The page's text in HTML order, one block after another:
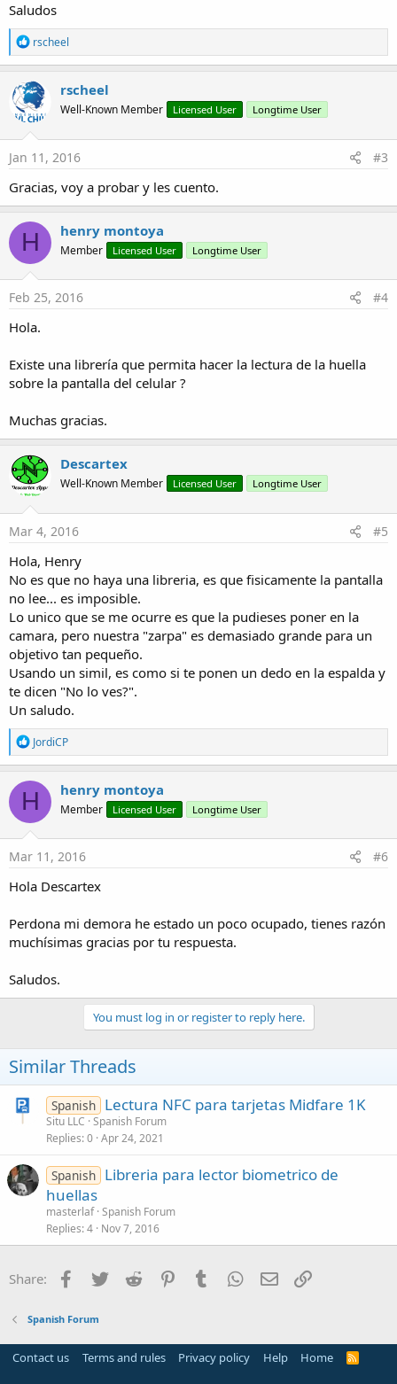
Saludos
R
e
a
c
t
i
o
n
s
rscheel
rscheel
Well-Known Member Licensed User Longtime User
Jan 11, 2016 #3
Gracias, voy a probar y les cuento.
H henry montoya
Member Licensed User Longtime User
Feb 25, 2016 #4
Hola.
Existe una librería que permita hacer la lectura de la huella
sobre la pantalla del celular ?
Muchas gracias.
Descartex
Well-Known Member Licensed User Longtime User
Mar 4, 2016 #5
Hola, Henry
No es que no haya una libreria, es que fisicamente la pantalla
no lee... es imposible.
Lo unico que se me ocurre es que la pudieses poner en la
camara, pero nuestra "zarpa" es demasiado grande para un
objetivo tan pequeño.
Usando un simil, es como si te ponen un dedo en la espalda y
te dicen "No lo ves?".
Un saludo.
R
e
a
c
t
o
n
s
JordiCP
H henry montoya
Member Licensed User Longtime User
Mar 11, 2016 #6
Hola Descartex
Perdona mi demora he estado un poco ocupado, tienes razón
muchísimas gracias por tu respuesta.
Saludos.
You must log in or register to reply here.
Similar Threads
Spanish Lectura NFC para tarjetas Midfare 1K
Situ LLC Spanish Forum
Replies 0 Apr 24, 2021
Spanish Libreria para lector biometrico de
huellas
masterlaf Spanish Forum
Replies 4 Nov 7, 2016
Share: Facebook
Twitter Reddit PinterestTumblr WhatsApp
Email
Spanish Forum
Contact us Terms and rules Privacy policy Help Home
R